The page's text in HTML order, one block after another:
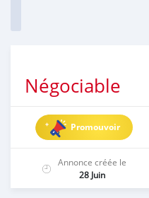
Négociable
Promouvoir
Annonce créée le
28 Juin